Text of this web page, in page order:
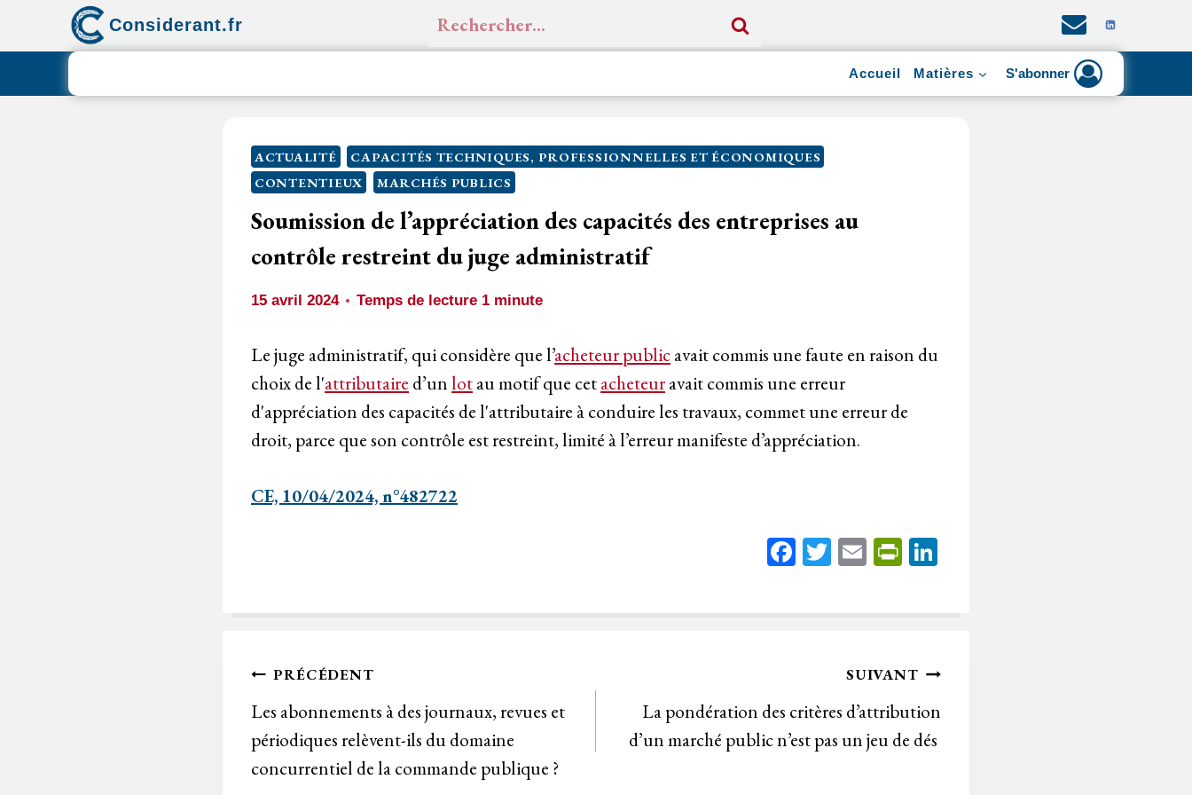
Considerant.fr Rechercher :
Accueil Matières S'abonner
ACTUALITÉ
CAPACITÉS TECHNIQUES, PROFESSIONNELLES ET ÉCONOMIQUES
CONTENTIEUX
MARCHÉS PUBLICS
Soumission de l’appréciation des capacités des entreprises au
contrôle restreint du juge administratif
15 avril 2024 Temps de lecture 1 minute
Le juge administratif, qui considère que l’acheteur publicavait commis une faute en raison du
choix de l'attributaire d’unlotau motif que cetacheteuravait commis une erreur
d'appréciation des capacités de l'attributaire à conduire les travaux, commet une erreur de
droit, parce que son contrôle est restreint, limité à l’erreur manifeste d’appréciation.
CE, 10/04/2024, n°482722
Fa
bo
T
tt
E
ail
Pr
tF
n
y
ed
Navigation
de
l’article
PRÉCÉDENT
Les abonnements à des journaux, revues et
périodiques relèvent-ils du domaine
concurrentiel de la commande publique ?
SUIVANT
La pondération des critères d’attribution
d’un marché public n’est pas un jeu de dés